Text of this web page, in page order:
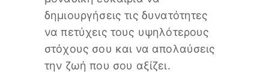
δημιουργήσεις τις δυνατότητες
να πετύχεις τους υψηλότερους
στόχους σου και να απολαύσεις
την ζωή που σου αξίζει.